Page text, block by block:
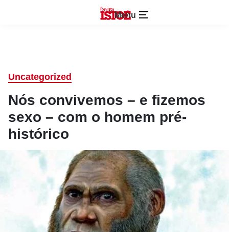
Menu
Uncategorized
Nós convivemos – e fizemos
sexo – com o homem pré-
histórico